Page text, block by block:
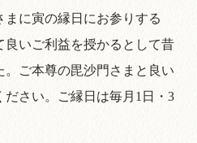
に寅の縁日にお参りする
良いご利益を授かるとして昔
ご本尊の毘沙門さまと良い
ださい。ご縁日は毎月1日・3